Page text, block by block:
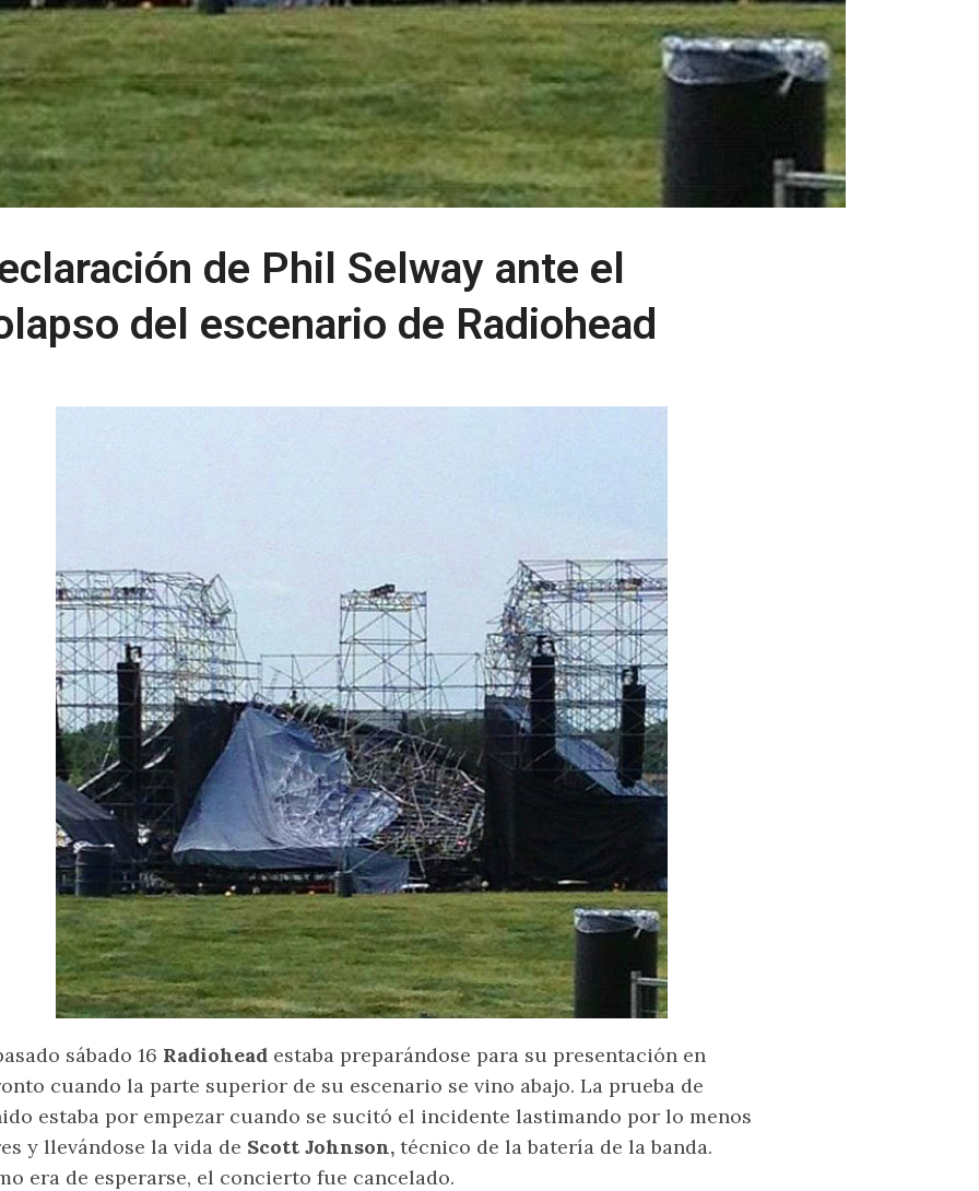
de Phil Selway ante el
del escenario de Radiohead
sábado 16 Radiohead estaba preparándose para su presentación en
cuando la parte superior de su escenario se vino abajo. La prueba de
estaba por empezar cuando se sucitó el incidente lastimando por lo menos
y llevándose la vida de Scott Johnson, técnico de la batería de la banda.
era de esperarse, el concierto fue cancelado.